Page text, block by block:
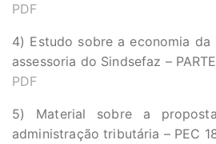
PDF
4) Estudo sobre a economia da
assessoria do Sindsefaz –
PDF
5) Material sobre a
administração tributária – PEC